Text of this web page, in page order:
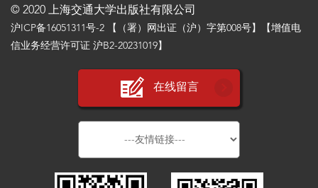
© 2020 上海交通大学出版社有限公司
沪ICP备16051311号-2 【（署）网出证（沪）字第008号】【增值电
信业务经营许可证 沪B2-20231019】
在线留言